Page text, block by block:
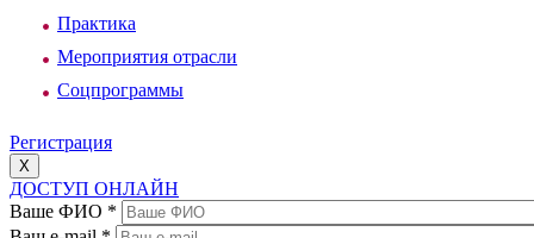
Практика
Мероприятия отрасли
Соцпрограммы
Регистрация
X
ДОСТУП ОНЛАЙН
Ваше ФИО *